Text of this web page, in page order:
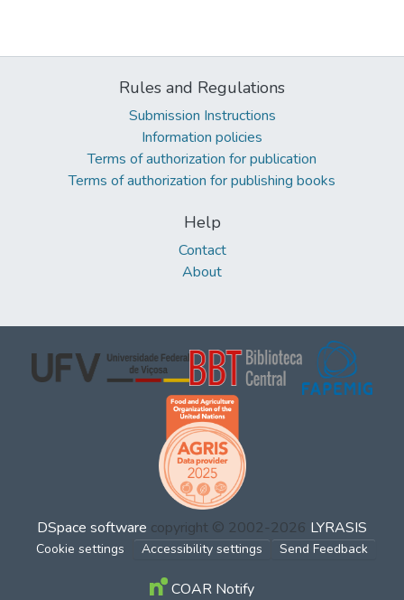
Rules and Regulations
Submission Instructions
Information policies
Terms of authorization for publication
Terms of authorization for publishing books
Help
Contact
About
DSpace software copyright © 2002-2026 LYRASIS
Cookie settings Accessibility settings Send Feedback
COAR Notify